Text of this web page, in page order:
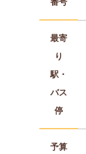
番号
最寄
り
駅・
バス
停
予算